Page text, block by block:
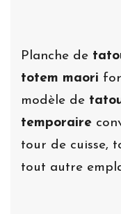
Planche de
totem maori
modèle de
temporaire
tour de cuisse,
tout autre